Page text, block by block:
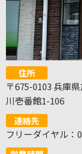
住所
〒675-0103 兵庫
川壱番館1-106
連絡先
フリーダイヤル：